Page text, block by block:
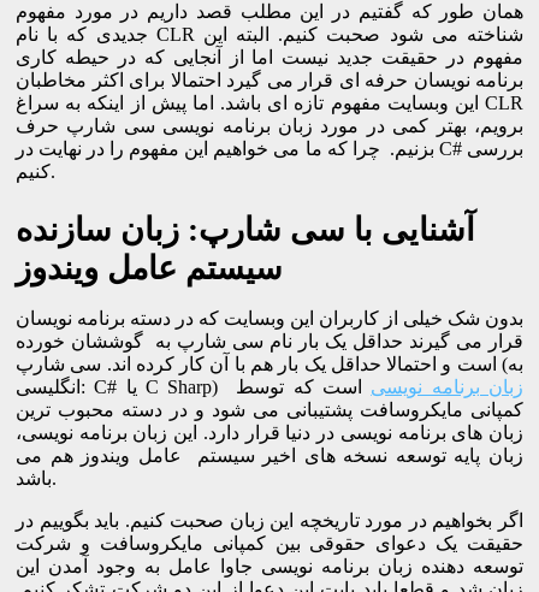
همان طور که گفتیم در این مطلب قصد داریم در مورد مفهوم
جدیدی که با نام CLR شناخته می شود صحبت کنیم. البته این
مفهوم در حقیقت جدید نیست اما از آنجایی که در حیطه کاری
برنامه نویسان حرفه ای قرار می گیرد احتمالا برای اکثر مخاطبان
این وبسایت مفهوم تازه ای باشد. اما پیش از اینکه به سراغ CLR
برویم، بهتر کمی در مورد زبان برنامه نویسی سی شارپ حرف
بزنیم. چرا که ما می خواهیم این مفهوم را در نهایت در C# بررسی
کنیم.
آشنایی با سی شارپ: زبان سازنده
سیستم عامل ویندوز
بدون شک خیلی از کاربران این وبسایت که در دسته برنامه نویسان
قرار می گیرند حداقل یک بار نام سی شارپ به گوششان خورده
است و احتمالا حداقل یک بار هم با آن کار کرده اند. سی شارپ (به
انگلیسی: C# یا C Sharp)
زبان برنامه نویسی است که توسط
کمپانی مایکروسافت پشتیبانی می شود و در دسته محبوب ترین
زبان های برنامه نویسی در دنیا قرار دارد. این زبان برنامه نویسی،
زبان پایه توسعه نسخه های اخیر سیستم عامل ویندوز هم می
باشد.
اگر بخواهیم در مورد تاریخچه این زبان صحبت کنیم. باید بگوییم در
حقیقت یک دعوای حقوقی بین کمپانی مایکروسافت و شرکت
توسعه دهنده زبان برنامه نویسی جاوا عامل به وجود آمدن این